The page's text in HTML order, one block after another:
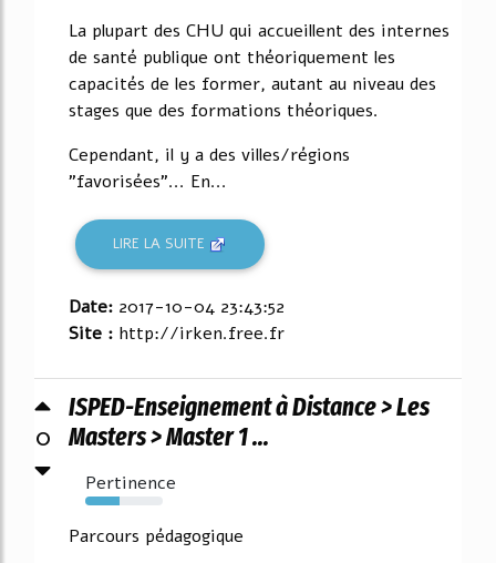
La plupart des CHU qui accueillent des internes
de santé publique ont théoriquement les
capacités de les former, autant au niveau des
stages que des formations théoriques.
Cependant, il y a des villes/régions
"favorisées"... En...
LIRE LA SUITE
Date: 2017-10-04 23:43:52
Site : http://irken.free.fr
0
ISPED-Enseignement à Distance > Les
Masters > Master 1 ...
Pertinence
44%
Parcours pédagogique